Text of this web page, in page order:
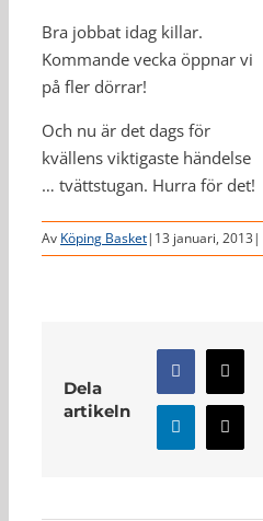
Bra jobbat idag killar.
Kommande vecka öppnar vi
på fler dörrar!
Och nu är det dags för
kvällens viktigaste händelse
… tvättstugan. Hurra för det!
Av Köping Basket| 13 januari, 2013 |
Dela
artikeln
Facebook
X
LinkedInE-
post